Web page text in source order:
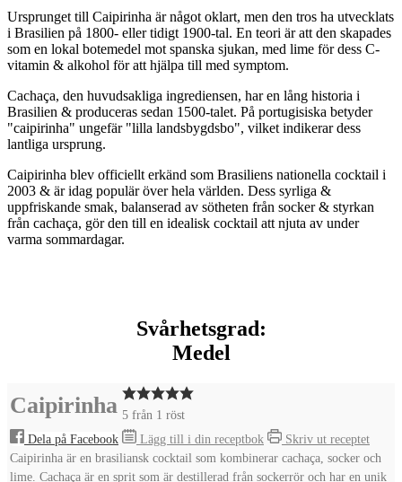
Ursprunget till Caipirinha är något oklart, men den tros ha utvecklats
i Brasilien på 1800- eller tidigt 1900-tal. En teori är att den skapades
som en lokal botemedel mot spanska sjukan, med lime för dess C-
vitamin & alkohol för att hjälpa till med symptom.
Cachaça, den huvudsakliga ingrediensen, har en lång historia i
Brasilien & produceras sedan 1500-talet. På portugisiska betyder
"caipirinha" ungefär "lilla landsbygdsbo", vilket indikerar dess
lantliga ursprung.
Caipirinha blev officiellt erkänd som Brasiliens nationella cocktail i
2003 & är idag populär över hela världen. Dess syrliga &
uppfriskande smak, balanserad av sötheten från socker & styrkan
från cachaça, gör den till en idealisk cocktail att njuta av under
varma sommardagar.
Svårhetsgrad:
Medel
Caipirinha 5 från 1 röst
Dela på Facebook
Lägg till i din receptbok
Skriv ut receptet
Caipirinha är en brasiliansk cocktail som kombinerar cachaça, socker och
lime. Cachaça är en sprit som är destillerad från sockerrör och har en unik